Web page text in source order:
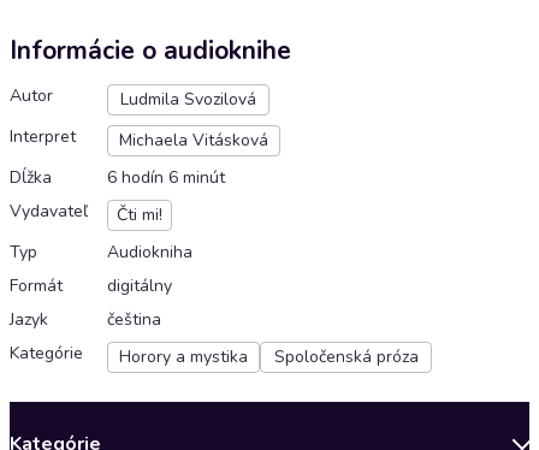
Informácie o audioknihe
Autor
Ludmila Svozilová
Interpret
Michaela Vitásková
Dĺžka
6 hodín 6 minút
Vydavateľ
Čti mi!
Typ
Audiokniha
Formát
digitálny
Jazyk
čeština
Kategórie
Horory a mystika Spoločenská próza
Kategórie